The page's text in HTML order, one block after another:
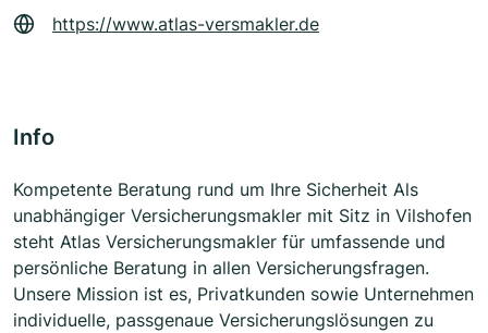
https://www.atlas-versmakler.de
Info
Kompetente Beratung rund um Ihre Sicherheit Als
unabhängiger Versicherungsmakler mit Sitz in Vilshofen
steht Atlas Versicherungsmakler für umfassende und
persönliche Beratung in allen Versicherungsfragen.
Unsere Mission ist es, Privatkunden sowie Unternehmen
individuelle, passgenaue Versicherungslösungen zu